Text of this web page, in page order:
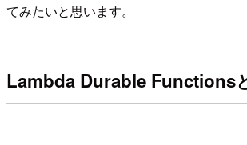
てみたいと思います。
Lambda Durable Functions